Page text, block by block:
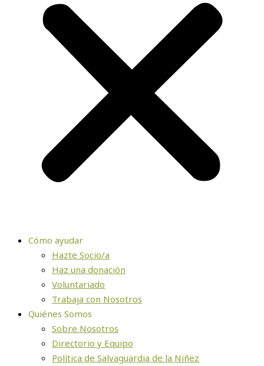
Cómo ayudar
Hazte Socio/a
Haz una donación
Voluntariado
Trabaja con Nosotros
Quiénes Somos
Sobre Nosotros
Directorio y Equipo
Política de Salvaguardia de la Niñez